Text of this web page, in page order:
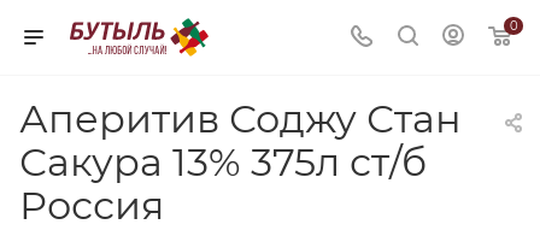
0
Аперитив Соджу Стан
Сакура 13% 375л ст/б
Россия